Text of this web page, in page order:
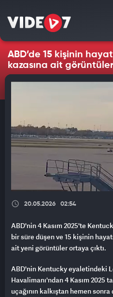
ABD’de 15 kişinin
kazasına ait
20.05.2026 02:54
ABD'nin 4 Kasım 2025'te
bir süre düşen ve 15 kişinin
ait yeni görüntüler ortaya çıktı.
ABD'nin Kentucky eyaletindeki
Havalimanı'ndan 4 Kasım 2025
uçağının kalkıştan hemen